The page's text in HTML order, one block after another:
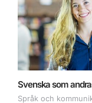
Svenska som
Språk och